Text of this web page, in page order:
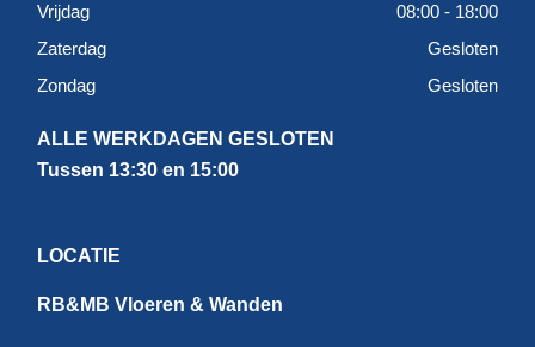
Vrijdag
08:00 - 18:00
Zaterdag
Gesloten
Zondag
Gesloten
ALLE WERKDAGEN GESLOTEN
Tussen 13:30 en 15:00
LOCATIE
RB&MB Vloeren & Wanden